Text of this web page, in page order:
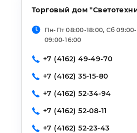
Торговый дом
Пн-Пт 08:00-18:00, Сб 09:00-
09:00-16:00
+7 (4162) 49-49-70
+7 (4162) 35-15-80
+7 (4162) 52-34-94
+7 (4162) 52-08-11
+7 (4162) 52-23-43